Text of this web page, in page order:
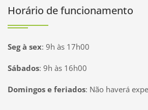
Horário de funcionamento
Seg à sex: 9h às 17h00
Sábados: 9h às 16h00
Domingos e feriados: Não haverá